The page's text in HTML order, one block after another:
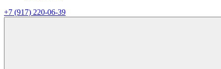
+7 (917) 220-06-39